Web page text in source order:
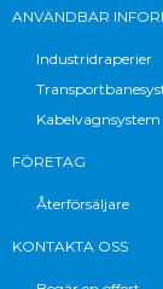
ANVÄNDBAR
Industridraperier
Kabelvagnsystem
FÖRETAG
Återförsäljare
KONTAKTA OSS